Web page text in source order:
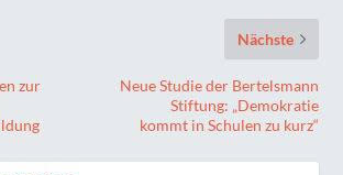
zur
Nächste
Neue Studie der Bertelsmann
Stiftung: „Demokratie
kommt in Schulen zu kurz“